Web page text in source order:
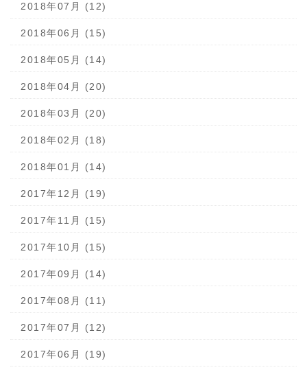
2018年07月 (12)
2018年06月 (15)
2018年05月 (14)
2018年04月 (20)
2018年03月 (20)
2018年02月 (18)
2018年01月 (14)
2017年12月 (19)
2017年11月 (15)
2017年10月 (15)
2017年09月 (14)
2017年08月 (11)
2017年07月 (12)
2017年06月 (19)